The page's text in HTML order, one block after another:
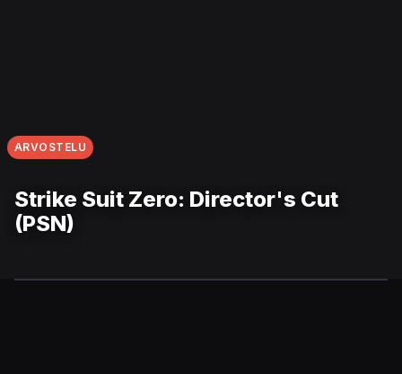
ARVOSTELU
Strike Suit Zero: Director's Cut
(PSN)